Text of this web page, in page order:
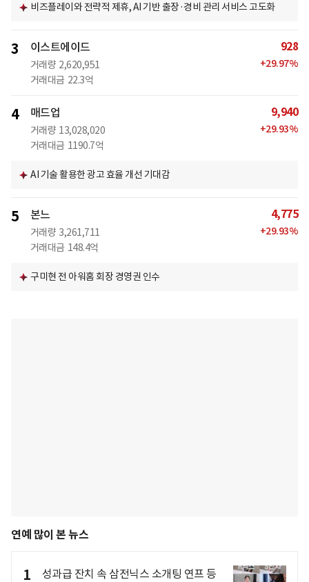
비즈플레이와 전략적 제휴, AI 기반 출장·경비 관리 서비스 고도화
3 이스트에이드
거래량 2,620,951
거래대금 22.3억
928
+29.97%
4 매드업
거래량 13,028,020
거래대금 1190.7억
9,940
+29.93%
AI 기술 활용한 광고 효율 개선 기대감
5 본느
거래량 3,261,711
거래대금 148.4억
4,775
+29.93%
구미현 전 아워홈 회장 경영권 인수
연예 많이 본 뉴스
1
성과급 잔치 속 삼전닉스 소개팅 연프 등